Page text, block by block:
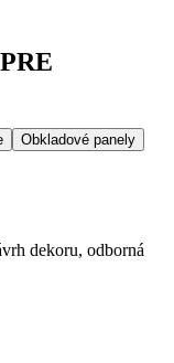
Obkladové panely
dekoru, odborná